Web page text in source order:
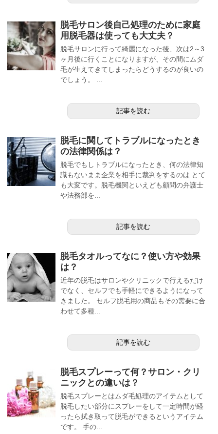
脱毛サロン後自己処理のために家庭
用脱毛器は使っても大丈夫？
脱毛サロンに行って綺麗になった後、次は2～3
ヶ月後に行くことになりますが、その間にムダ
毛が生えてきてしまったらどうするのが良いの
でしょう。 ...
記事を読む
脱毛に関してトラブルになったとき
の法律関係は？
脱毛でもしトラブルになったとき、何の法律知
識もないまま企業を相手に裁判をするのは とて
も大変です。脱毛機関といえども顧問の弁護士
や法務部を...
記事を読む
脱毛タオルってなに？使い方や効果
は？
近年の脱毛はサロンやクリニックで行えるだけ
でなく、セルフでも手軽にできるようになって
きました。 セルフ脱毛用の商品もその需要に合
わせて多種...
記事を読む
脱毛スプレーって何？サロン・クリ
ニックとの違いは？
脱毛スプレーとはムダ毛処理のアイテムとして
脱毛したい部分にスプレーをして一定時間が経
ったら拭き取って脱毛ができるというアイテム
です。 手の...